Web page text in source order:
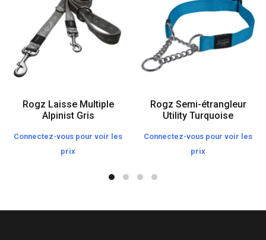
Rogz Laisse Multiple
Alpinist Gris
Connectez-vous pour voir les
prix
Rogz Semi-étrangleur
Utility Turquoise
Connectez-vous pour voir les
prix